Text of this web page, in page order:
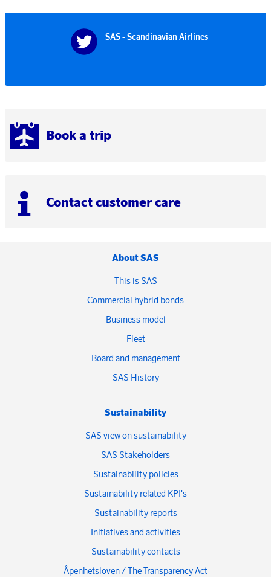
Book a trip
Contact customer care
SAS - Scandinavian Airlines
About SAS
This is SAS
Commercial hybrid bonds
Business model
Fleet
Board and management
SAS History
Sustainability
SAS view on sustainability
SAS Stakeholders
Sustainability policies
Sustainability related KPI's
Sustainability reports
Initiatives and activities
Sustainability contacts
Åpenhetsloven / The Transparency Act